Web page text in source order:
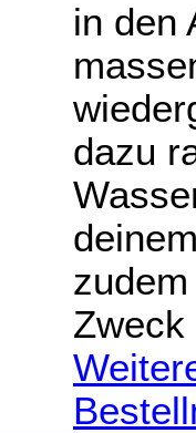
in den
dazu
Zweck